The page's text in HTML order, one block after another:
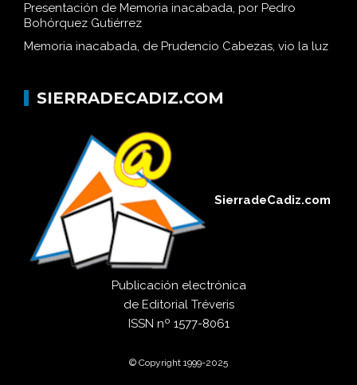
Presentación de Memoria inacabada, por Pedro
Bohórquez Gutiérrez
Memoria inacabada, de Prudencio Cabezas, vio la luz
SIERRADECADIZ.COM
SierradeCadiz.com
Publicación electrónica
de Editorial Tréveris
ISSN nº 1577-8061
© Copyright 1999-2025